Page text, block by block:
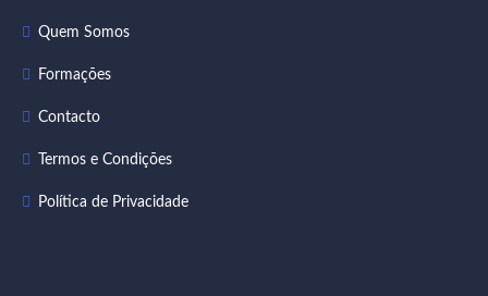
Quem Somos
Formações
Contacto
Termos e Condições
Política de Privacidade